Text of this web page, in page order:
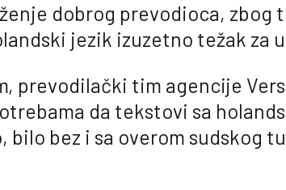
dobrog prevodioca, zbog
jezik izuzetno težak za
prevodilački tim agencije
da tekstovi sa
bilo bez i sa overom sudskog